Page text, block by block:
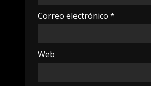
Correo electrónico *
Web